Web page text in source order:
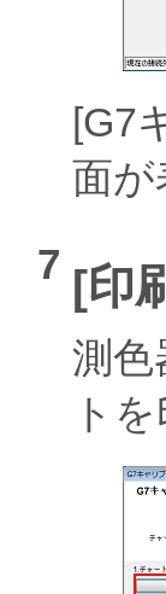
G7
面が
印
測色
ト